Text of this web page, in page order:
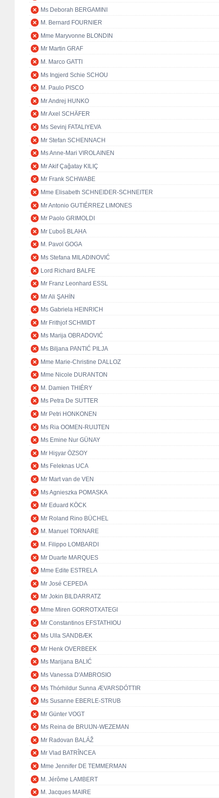
Ms Deborah BERGAMINI
M. Bernard FOURNIER
Mme Maryvonne BLONDIN
Mr Martin GRAF
M. Marco GATTI
Ms Ingjerd Schie SCHOU
M. Paulo PISCO
Mr Andrej HUNKO
Mr Axel SCHÄFER
Ms Sevinj FATALIYEVA
Mr Stefan SCHENNACH
Ms Anne-Mari VIROLAINEN
Mr Akif Çağatay KILIÇ
Mr Frank SCHWABE
Mme Elisabeth SCHNEIDER-SCHNEITER
Mr Antonio GUTIÉRREZ LIMONES
Mr Paolo GRIMOLDI
Mr Ľuboš BLAHA
M. Pavol GOGA
Ms Stefana MILADINOVIĆ
Lord Richard BALFE
Mr Franz Leonhard ESSL
Mr Ali ŞAHİN
Ms Gabriela HEINRICH
Mr Frithjof SCHMIDT
Ms Marija OBRADOVIĆ
Ms Biljana PANTIĆ PILJA
Mme Marie-Christine DALLOZ
Mme Nicole DURANTON
M. Damien THIÉRY
Ms Petra De SUTTER
Mr Petri HONKONEN
Ms Ria OOMEN-RUIJTEN
Ms Emine Nur GÜNAY
Mr Hişyar ÖZSOY
Ms Feleknas UCA
Mr Mart van de VEN
Ms Agnieszka POMASKA
Mr Eduard KÖCK
Mr Roland Rino BÜCHEL
M. Manuel TORNARE
M. Filippo LOMBARDI
Mr Duarte MARQUES
Mme Edite ESTRELA
Mr José CEPEDA
Mr Jokin BILDARRATZ
Mme Miren GORROTXATEGI
Mr Constantinos EFSTATHIOU
Ms Ulla SANDBÆK
Mr Henk OVERBEEK
Ms Marijana BALIĆ
Ms Vanessa D'AMBROSIO
Ms Thórhildur Sunna ÆVARSDÓTTIR
Ms Susanne EBERLE-STRUB
Mr Günter VOGT
Ms Reina de BRUIJN-WEZEMAN
Mr Radovan BALÁŽ
Mr Vlad BATRÎNCEA
Mme Jennifer DE TEMMERMAN
M. Jérôme LAMBERT
M. Jacques MAIRE